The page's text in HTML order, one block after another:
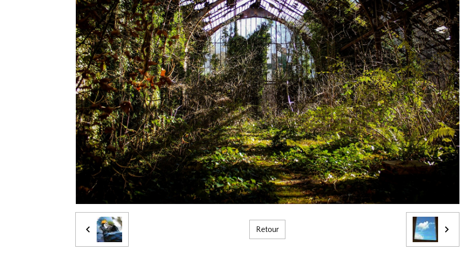
Retour